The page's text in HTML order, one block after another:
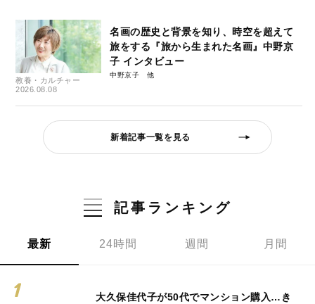
教養・カルチャー
2026.08.08
名画の歴史と背景を知り、時空を超えて
旅をする『旅から生まれた名画』中野京
子 インタビュー
中野京子
新着記事一覧を見る
記事ランキング
最新 24時間 週間 月間
大久保佳代子が50代でマンション購入…き